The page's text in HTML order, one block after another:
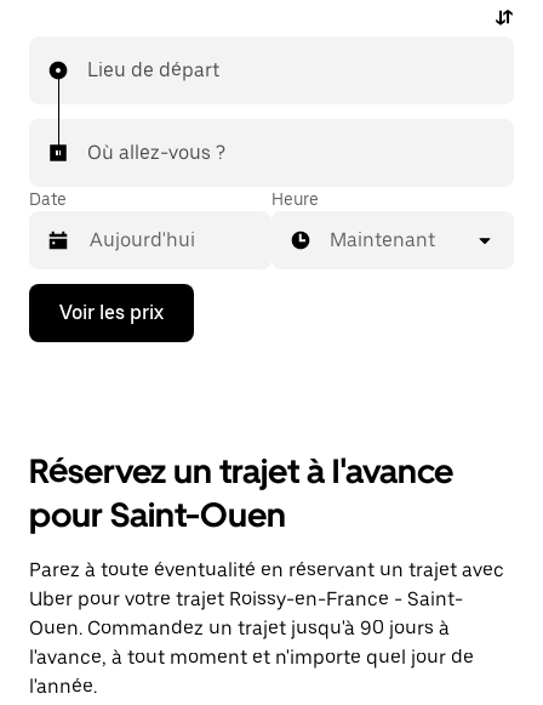
Lieu de départ
Où allez-vous ?
Date
Appuyez
la
ouvrir
calendrier
et
sélectionner
une
date.
Appuyez
sur
la
touche
Heure
Maintenant
Voir les prix
Réservez un trajet à l'avance
pour Saint-Ouen
Parez à toute éventualité en réservant un trajet avec
Uber pour votre trajet Roissy-en-France - Saint-
Ouen. Commandez un trajet jusqu'à 90 jours à
l'avance, à tout moment et n'importe quel jour de
l'année.